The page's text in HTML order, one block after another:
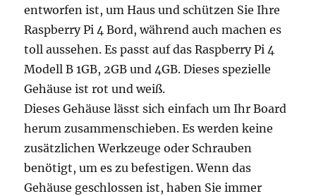
entworfen ist, um Haus und schützen Sie Ihre
Raspberry Pi 4 Bord, während auch machen es
toll aussehen. Es passt auf das Raspberry Pi 4
Modell B 1GB, 2GB und 4GB. Dieses spezielle
Gehäuse ist rot und weiß.
Dieses Gehäuse lässt sich einfach um Ihr Board
herum zusammenschieben. Es werden keine
zusätzlichen Werkzeuge oder Schrauben
benötigt, um es zu befestigen. Wenn das
Gehäuse geschlossen ist, haben Sie immer